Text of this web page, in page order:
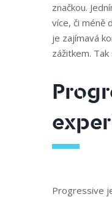
značkou.
více, či méně
je zajímavá
zážitkem.
Progressive